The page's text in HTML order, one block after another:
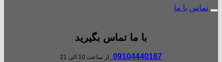
تماس با ما
با ما تماس بگیرید
09104440187 از ساعت 10 الی 21